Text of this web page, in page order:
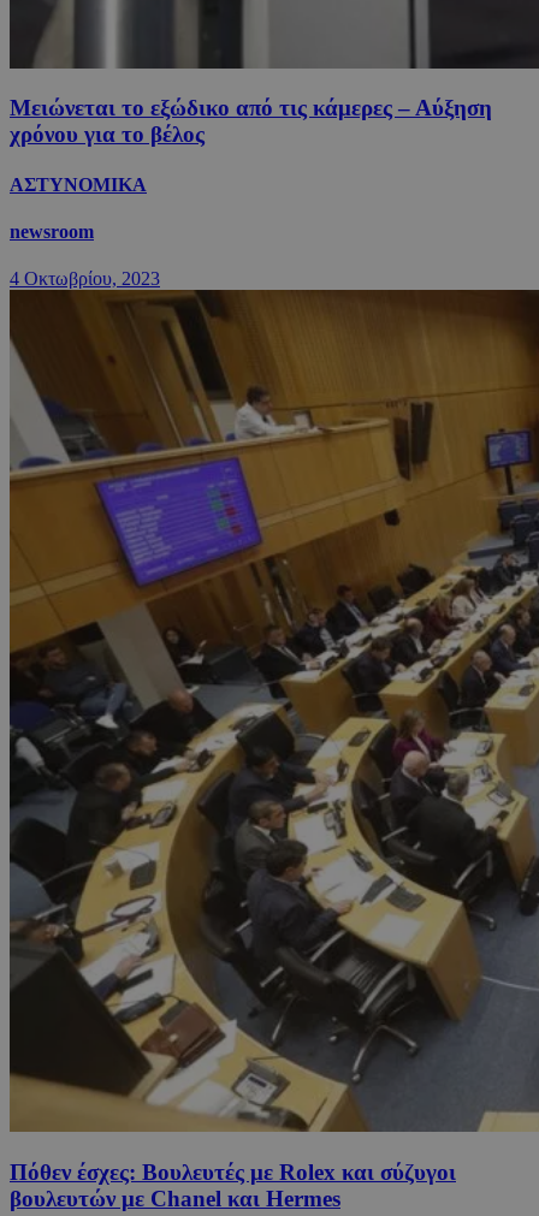
Μειώνεται το εξώδικο από τις κάμερες – Αύξηση
χρόνου για το βέλος
ΑΣΤΥΝΟΜΙΚΑ
newsroom
4 Οκτωβρίου, 2023
Πόθεν έσχες: Βουλευτές με Rolex και σύζυγοι
βουλευτών με Chanel και Hermes